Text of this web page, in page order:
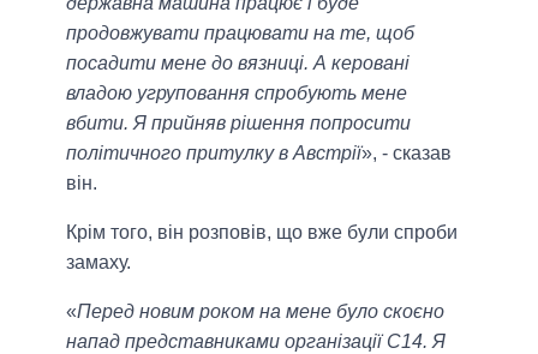
продовжувати працювати на те, щоб
посадити мене до вязниці. А керовані
владою угруповання спробують мене
вбити. Я прийняв рішення попросити
політичного притулку в Австрії», - сказав
він.
Крім того, він розповів, що вже були спроби
замаху.
«Перед новим роком на мене було скоєно
напад представниками організації С14. Я